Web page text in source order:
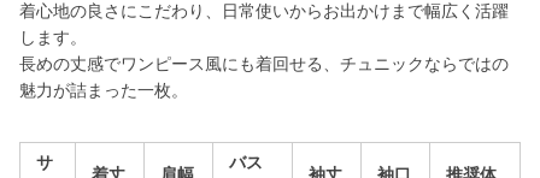
着心地の良さにこだわり、日常使いからお出かけまで幅広く活躍
します。
長めの丈感でワンピース風にも着回せる、チュニックならではの
魅力が詰まった一枚。
サ
バス